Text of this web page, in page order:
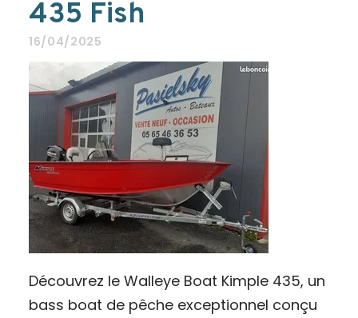
435 Fish
16/04/2025
Découvrez le Walleye Boat Kimple 435, un
bass boat de pêche exceptionnel conçu